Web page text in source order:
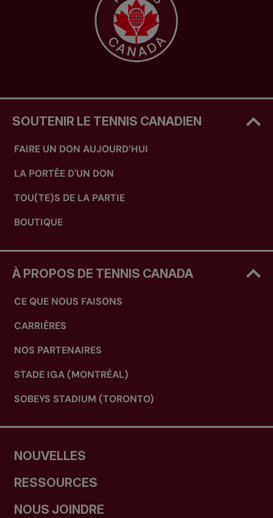
SOUTENIR LE TENNIS CANADIEN
FAIRE UN DON AUJOURD’HUI
LA PORTÉE D'UN DON
TOU(TE)S DE LA PARTIE
BOUTIQUE
À PROPOS DE TENNIS CANADA
CE QUE NOUS FAISONS
CARRIÈRES
NOS PARTENAIRES
STADE IGA (MONTRÉAL)
SOBEYS STADIUM (TORONTO)
NOUVELLES
RESSOURCES
NOUS JOINDRE